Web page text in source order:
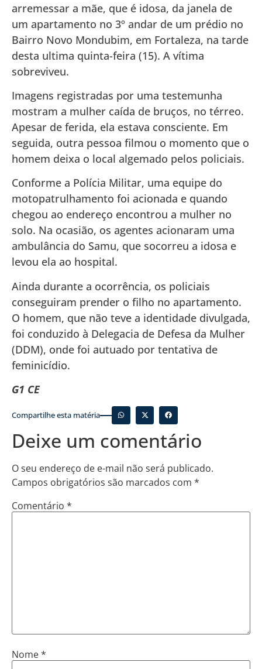
arremessar a mãe, que é idosa, da janela de
um apartamento no 3º andar de um prédio no
Bairro Novo Mondubim, em Fortaleza, na tarde
desta ultima quinta-feira (15). A vítima
sobreviveu.
Imagens registradas por uma testemunha
mostram a mulher caída de bruços, no térreo.
Apesar de ferida, ela estava consciente. Em
seguida, outra pessoa filmou o momento que o
homem deixa o local algemado pelos policiais.
Conforme a Polícia Militar, uma equipe do
motopatrulhamento foi acionada e quando
chegou ao endereço encontrou a mulher no
solo. Na ocasião, os agentes acionaram uma
ambulância do Samu, que socorreu a idosa e
levou ela ao hospital.
Ainda durante a ocorrência, os policiais
conseguiram prender o filho no apartamento.
O homem, que não teve a identidade divulgada,
foi conduzido à Delegacia de Defesa da Mulher
(DDM), onde foi autuado por tentativa de
feminicídio.
G1 CE
Compartilhe esta matéria
Deixe um comentário
O seu endereço de e-mail não será publicado.
Campos obrigatórios são marcados com *
Comentário *
Nome*